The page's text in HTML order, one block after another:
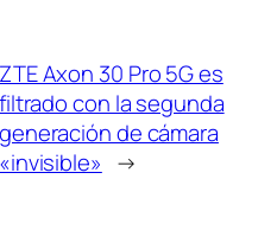
ZTE Axon 30 Pro 5G es
filtrado con la segunda
generación de cámara
«invisible» →